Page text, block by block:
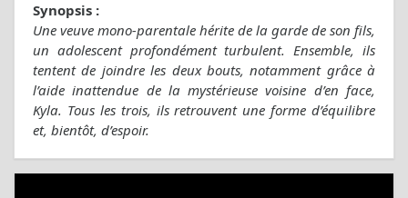
Synopsis :
Une veuve mono-parentale hérite de la garde de son fils,
un adolescent profondément turbulent. Ensemble, ils
tentent de joindre les deux bouts, notamment grâce à
l’aide inattendue de la mystérieuse voisine d’en face,
Kyla. Tous les trois, ils retrouvent une forme d’équilibre
et, bientôt, d’espoir.